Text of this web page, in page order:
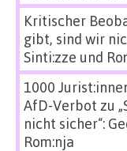
Kritischer
gibt, sind wir
Sinti:zze und
1000
AfD-Verbot zu
nicht sicher“:
Rom:nja